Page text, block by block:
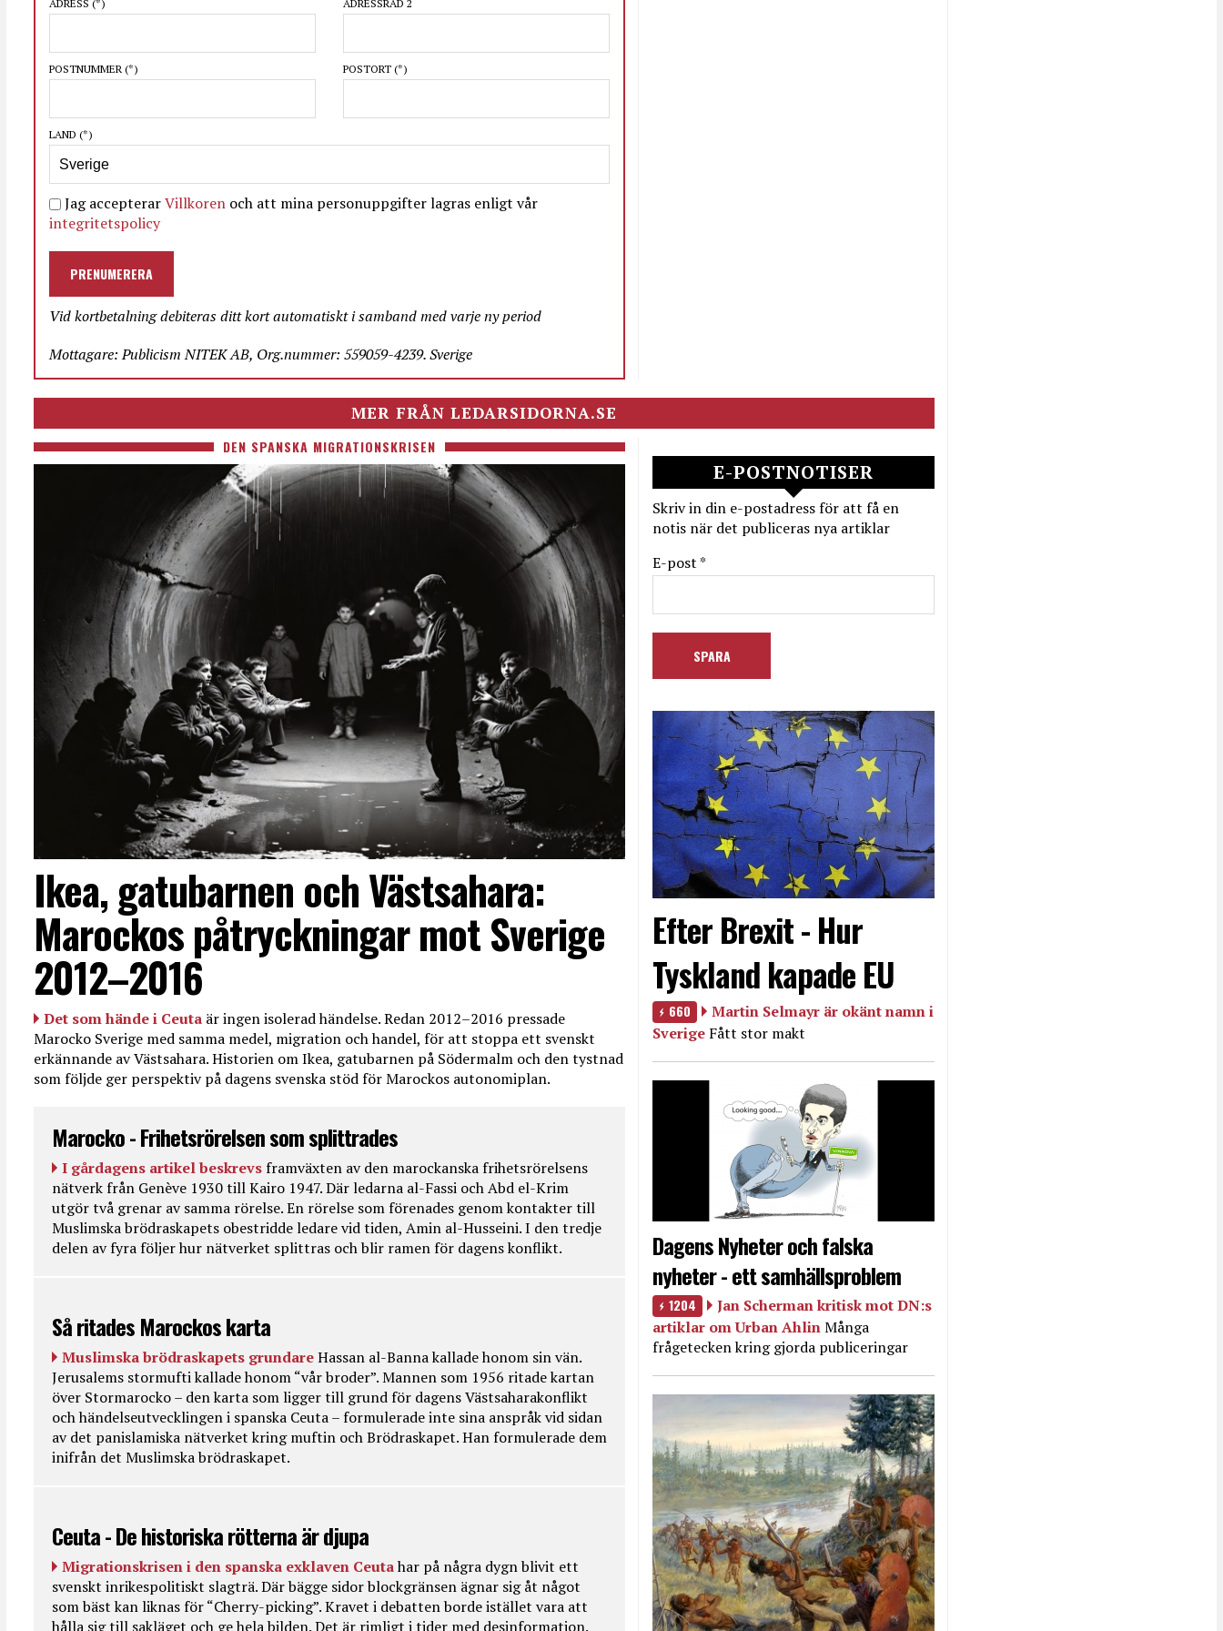
ADRESS (*) ADRESSRAD 2
POSTNUMMER (*) POSTORT (*)
LAND (*)
Jag accepterarVillkoren och att mina personuppgifter lagras enligt vår
integritetspolicy
PRENUMERERA
Vid kortbetalning debiteras ditt kort automatiskt i samband med varje ny period
Mottagare: Publicism NITEK AB, Org.nummer: 559059-4239. Sverige
MER FRÅN LEDARSIDORNA.SE
DEN SPANSKA MIGRATIONSKRISEN
Ikea, gatubarnen och Västsahara:
Marockos påtryckningar mot Sverige
2012–2016
Det som hände i Ceuta är ingen isolerad händelse. Redan 2012–2016 pressade
Marocko Sverige med samma medel, migration och handel, för att stoppa ett svenskt
erkännande av Västsahara. Historien om Ikea, gatubarnen på Södermalm och den tystnad
som följde ger perspektiv på dagens svenska stöd för Marockos autonomiplan.
Marocko - Frihetsrörelsen som splittrades
I gårdagens artikel beskrevs framväxten av den marockanska frihetsrörelsens
nätverk från Genève 1930 till Kairo 1947. Där ledarna al-Fassi och Abd el-Krim
utgör två grenar av samma rörelse. En rörelse som förenades genom kontakter till
Muslimska brödraskapets obestridde ledare vid tiden, Amin al-Husseini. I den tredje
delen av fyra följer hur nätverket splittras och blir ramen för dagens konflikt.
Så ritades Marockos karta
Muslimska brödraskapets grundareHassan al-Banna kallade honom sin vän.
Jerusalems stormufti kallade honom “vår broder”. Mannen som 1956 ritade kartan
över Stormarocko – den karta som ligger till grund för dagens Västsaharakonflikt
och händelseutvecklingen i spanska Ceuta – formulerade inte sina anspråk vid sidan
av det panislamiska nätverket kring muftin och Brödraskapet. Han formulerade dem
inifrån det Muslimska brödraskapet.
Ceuta - De historiska rötterna är djupa
Migrationskrisen i den spanska exklaven Ceutahar på några dygn blivit ett
svenskt inrikespolitiskt slagträ. Där bägge sidor blockgränsen ägnar sig åt något
som bäst kan liknas för “Cherry-picking”. Kravet i debatten borde istället vara att
hålla sig till sakläget och ge hela bilden. Det är rimligt i tider med desinformation.
E-POSTNOTISER
Skriv in din e-postadress för att få en
notis när det publiceras nya artiklar
E-post *
Efter Brexit - Hur
Tyskland kapade EU
660
Martin Selmayr är okänt namn i
Sverige Fått stor makt
Dagens Nyheter och falska
nyheter - ett samhällsproblem
1204
Jan Scherman kritisk mot DN:s
artiklar om Urban AhlinMånga
frågetecken kring gjorda publiceringar